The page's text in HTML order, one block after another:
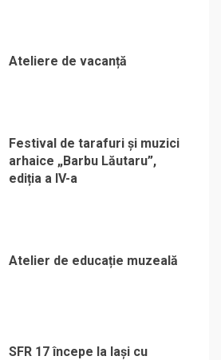
Ateliere de vacanță
Festival de tarafuri și muzici
arhaice „Barbu Lăutaru”,
ediția a IV-a
Atelier de educație muzeală
SFR 17 începe la Iași cu